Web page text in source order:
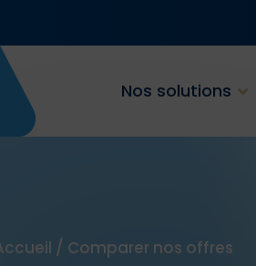
Nos solutions
/ Comparer nos offres